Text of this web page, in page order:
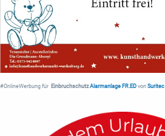
#OnlineWerbung für Einbruchschutz Alarmanlage FR.ED von Suritec